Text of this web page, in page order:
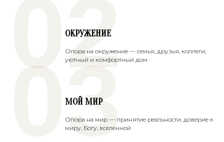
ОКРУЖЕНИЕ
Опора на окружение — семья, друзья, коллеги,
уютный и комфортный дом
02
МОЙ МИР
Опора на мир — принятие реальности, доверие к
миру, Богу, вселенной
03